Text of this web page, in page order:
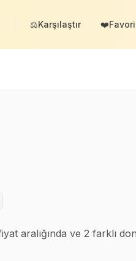
⚖️Karşılaştır ❤️
aralığında ve 2 farklı